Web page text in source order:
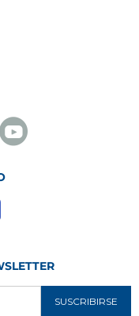
Youtube
Novelec
SUSCRIBIRSE